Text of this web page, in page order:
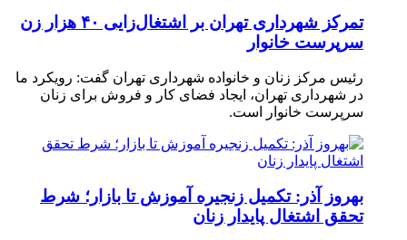
تمرکز شهرداری تهران بر اشتغال‌زایی ۴۰ هزار زن
سرپرست خانوار
رئیس مرکز زنان و خانواده شهرداری تهران گفت: رویکرد ما
در شهرداری تهران، ایجاد فضای کار و فروش برای زنان
سرپرست خانوار است.
بهروز آذر: تکمیل زنجیره آموزش تا بازار؛ شرط
تحقق اشتغال پایدار زنان